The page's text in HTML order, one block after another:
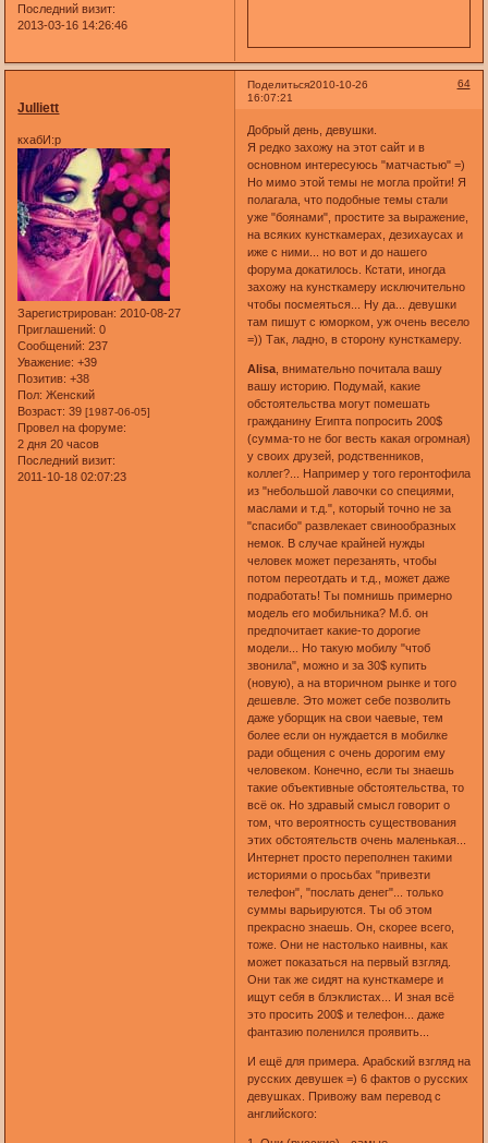
Последний визит:
2013-03-16 14:26:46
Поделиться 64
2010-10-26
16:07:21
Julliett
кхабИ:р
Зарегистрирован: 2010-08-27
Приглашений: 0
Сообщений: 237
Уважение: +39
Позитив: +38
Пол: Женский
Возраст: 39[1987-06-05]
Провел на форуме:
2 дня 20 часов
Последний визит:
2011-10-18 02:07:23
Добрый день, девушки.
Я редко захожу на этот сайт и в
основном интересуюсь "матчастью" =)
Но мимо этой темы не могла пройти! Я
полагала, что подобные темы стали
уже "боянами", простите за выражение,
на всяких кунсткамерах, дезихаусах и
иже с ними... но вот и до нашего
форума докатилось. Кстати, иногда
захожу на кунсткамеру исключительно
чтобы посмеяться... Ну да... девушки
там пишут с юморком, уж очень весело
=)) Так, ладно, в сторону кунсткамеру.
Alisa, внимательно почитала вашу
вашу историю. Подумай, какие
обстоятельства могут помешать
гражданину Египта попросить 200$
(сумма-то не бог весть какая огромная)
у своих друзей, родственников,
коллег?... Например у того геронтофила
из "небольшой лавочки со специями,
маслами и т.д.", который точно не за
"спасибо" развлекает свинообразных
немок. В случае крайней нужды
человек может перезанять, чтобы
потом переотдать и т.д., может даже
подработать! Ты помнишь примерно
модель его мобильника? М.б. он
предпочитает какие-то дорогие
модели... Но такую мобилу "чтоб
звонила", можно и за 30$ купить
(новую), а на вторичном рынке и того
дешевле. Это может себе позволить
даже уборщик на свои чаевые, тем
более если он нуждается в мобилке
ради общения с очень дорогим ему
человеком. Конечно, если ты знаешь
такие объективные обстоятельства, то
всё ок. Но здравый смысл говорит о
том, что вероятность существования
этих обстоятельств очень маленькая...
Интернет просто переполнен такими
историями о просьбах "привезти
телефон", "послать денег"... только
суммы варьируются. Ты об этом
прекрасно знаешь. Он, скорее всего,
тоже. Они не настолько наивны, как
может показаться на первый взгляд.
Они так же сидят на кунсткамере и
ищут себя в блэклистах... И зная всё
это просить 200$ и телефон... даже
фантазию поленился проявить...
И ещё для примера. Арабский взгляд на
русских девушек =) 6 фактов о русских
девушках. Привожу вам перевод с
английского: